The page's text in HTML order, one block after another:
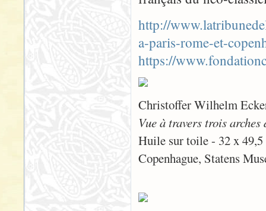
http://
a-paris-rome-et-
https://
Christoffer Wilhelm
Vue à travers trois
Huile sur toile - 32 x 49,5
Copenhague, Statens